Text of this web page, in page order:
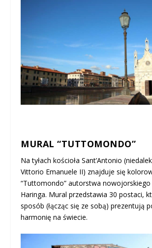
MURAL “TUTTOMONDO”
Na tyłach kościoła Sant’Antonio
Vittorio Emanuele II) znajduje się
“Tuttomondo” autorstwa
Haringa. Mural przedstawia 30 postaci,
sposób (łącząc się ze sobą) prezentują
harmonię na świecie.